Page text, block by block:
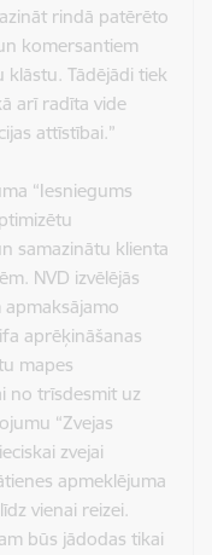
rindā patērēto
komersantiem
Tādējādi tiek
arī radīta vide
attīstībai.”
“Iesniegums
samazinātu klienta
NVD izvēlējās
apmaksājamo
aprēķināšanas
mapes
no trīsdesmit uz
“Zvejas
zvejai
apmeklējuma
vienai reizei.
būs jādodas tikai